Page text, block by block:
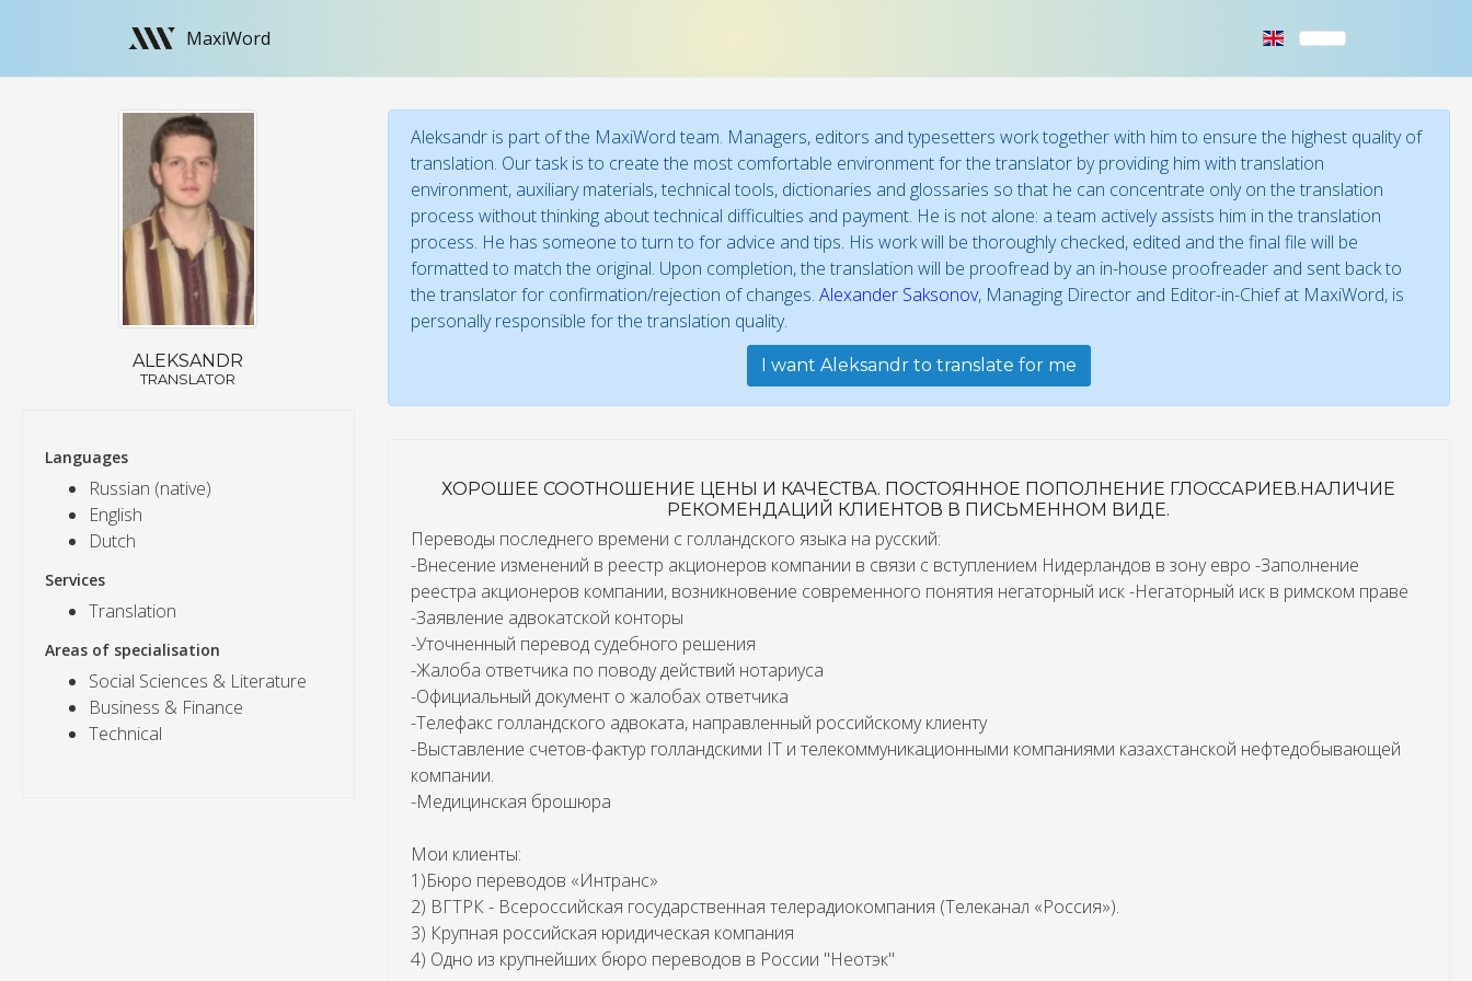
MaxiWord
ALEKSANDR
TRANSLATOR
Languages
Russian (native)
English
Dutch
Services
Translation
Areas of specialisation
Social Sciences & Literature
Business & Finance
Technical
Aleksandr is part of the MaxiWord team. Managers, editors and typesetters work together with him to ensure the highest quality of
translation. Our task is to create the most comfortable environment for the translator by providing him with translation
environment, auxiliary materials, technical tools, dictionaries and glossaries so that he can concentrate only on the translation
process without thinking about technical difficulties and payment. He is not alone: a team actively assists him in the translation
process. He has someone to turn to for advice and tips. His work will be thoroughly checked, edited and the final file will be
formatted to match the original. Upon completion, the translation will be proofread by an in-house proofreader and sent back to
the translator for confirmation/rejection of changes. Alexander Saksonov, Managing Director and Editor-in-Chief at MaxiWord, is
personally responsible for the translation quality.
I want Aleksandr to translate for me
ХОРОШЕЕ СООТНОШЕНИЕ ЦЕНЫ И КАЧЕСТВА. ПОСТОЯННОЕ ПОПОЛНЕНИЕ ГЛОССАРИЕВ.НАЛИЧИЕ
РЕКОМЕНДАЦИЙ КЛИЕНТОВ В ПИСЬМЕННОМ ВИДЕ.
Переводы последнего времени с голландского языка на русский:
-Внесение изменений в реестр акционеров компании в связи с вступлением Нидерландов в зону евро -Заполнение
реестра акционеров компании, возникновение современного понятия негаторный иск -Негаторный иск в римском праве
-Заявление адвокатской конторы
-Уточненный перевод судебного решения
-Жалоба ответчика по поводу действий нотариуса
-Официальный документ о жалобах ответчика
-Телефакс голландского адвоката, направленный российскому клиенту
-Выставление счетов-фактур голландскими IT и телекоммуникационными компаниями казахстанской нефтедобывающей
компании.
-Медицинская брошюра
Мои клиенты:
1)Бюро переводов «Интранс»
2) ВГТРК - Всероссийская государственная телерадиокомпания (Телеканал «Россия»).
3) Крупная российская юридическая компания
4) Одно из крупнейших бюро переводов в России "Неотэк"